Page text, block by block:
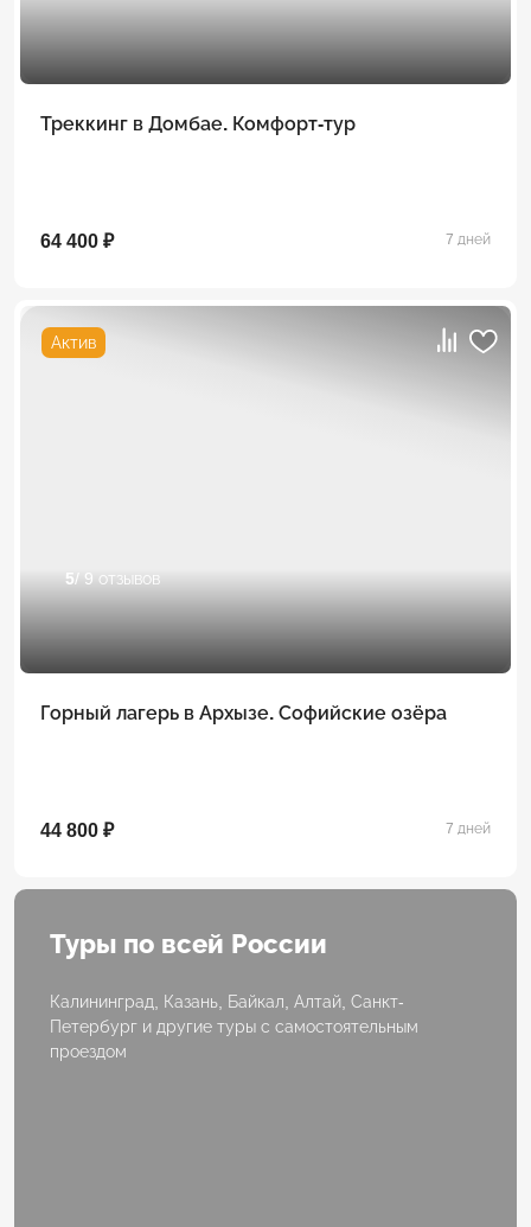
Треккинг в Домбае. Комфорт-тур
64 400 ₽ 7 дней
Актив
5/ 9 отзывов
Горный лагерь в Архызе. Софийские озёра
44 800 ₽ 7 дней
Туры по всей России
Калининград, Казань, Байкал, Алтай, Санкт-
Петербург и другие туры с самостоятельным
проездом